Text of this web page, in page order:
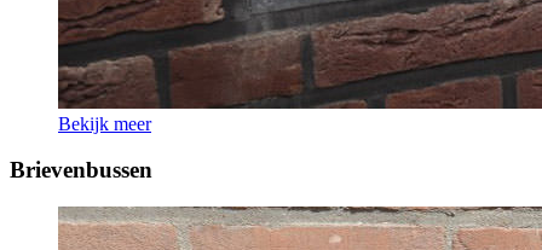
Bekijk meer
Brievenbussen